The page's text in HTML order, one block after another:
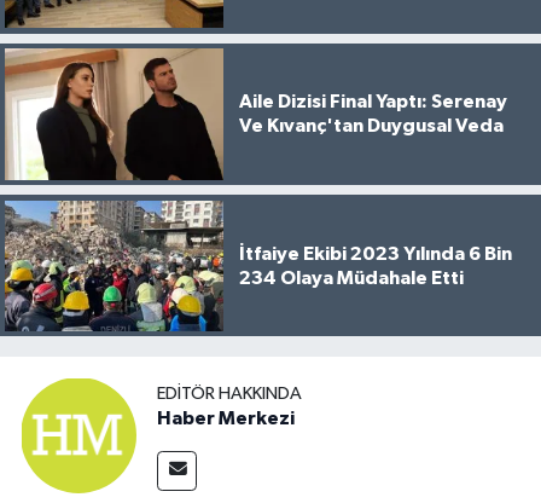
Aile Dizisi Final Yaptı: Serenay
Ve Kıvanç'tan Duygusal Veda
İtfaiye Ekibi 2023 Yılında 6 Bin
234 Olaya Müdahale Etti
EDITÖR HAKKINDA
Haber Merkezi